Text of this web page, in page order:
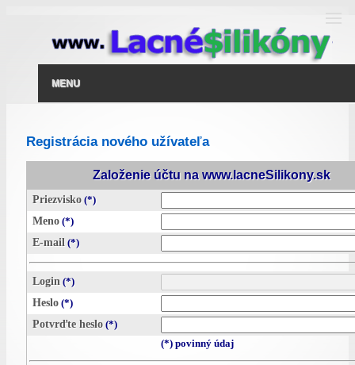
MENU
Registrácia nového užívateľa
Založenie účtu na www.lacneSilikony.sk
Priezvisko (*)
Meno (*)
E-mail (*)
Login (*)
Heslo (*)
Potvrďte heslo (*)
(*) povinný údaj